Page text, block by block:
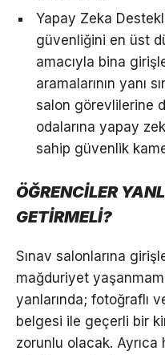
Yapay Zeka
güvenliğini en üst
amacıyla bina
aramalarının yanı
salon görevlilerine
odalarına yapay
sahip güvenlik
ÖĞRENCİLER
GETİRMELİ?
Sınav salonlarına
mağduriyet
yanlarında; fotoğraflı
belgesi ile geçerli bir
zorunlu olacak.